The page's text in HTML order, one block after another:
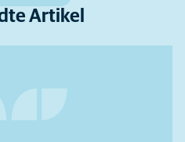
Artikel